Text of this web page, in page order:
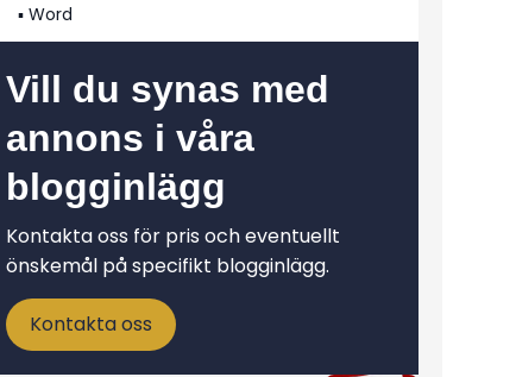
▪️ Word
Vill du synas med
annons i våra
blogginlägg
Kontakta oss för pris och eventuellt
önskemål på specifikt blogginlägg.
Kontakta oss